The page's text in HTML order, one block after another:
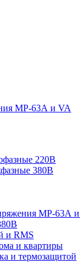
МР-63А и VA
220В
380В
МР-63А
и RMS
и квартиры
и термозащитой